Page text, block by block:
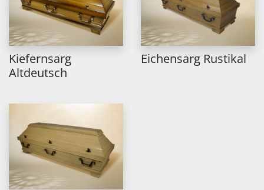
Kiefernsarg
Altdeutsch
Eichensarg Rustikal